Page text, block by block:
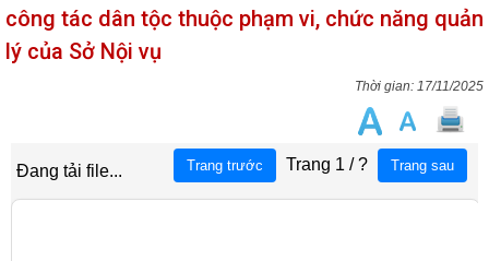
công tác dân tộc thuộc phạm vi, chức năng quản
lý của Sở Nội vụ
17/11/2025